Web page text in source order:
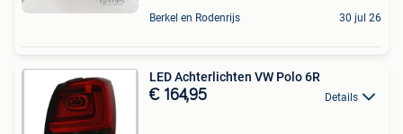
Berkel en Rodenrijs 30 jul 26
LED Achterlichten VW Polo 6R
€ 164,95 Details